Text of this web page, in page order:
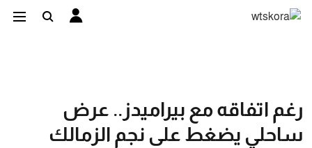
رغم اتفاقه مع بيراميدز.. عرض
ساحلي يضغط على نجم الزمالك